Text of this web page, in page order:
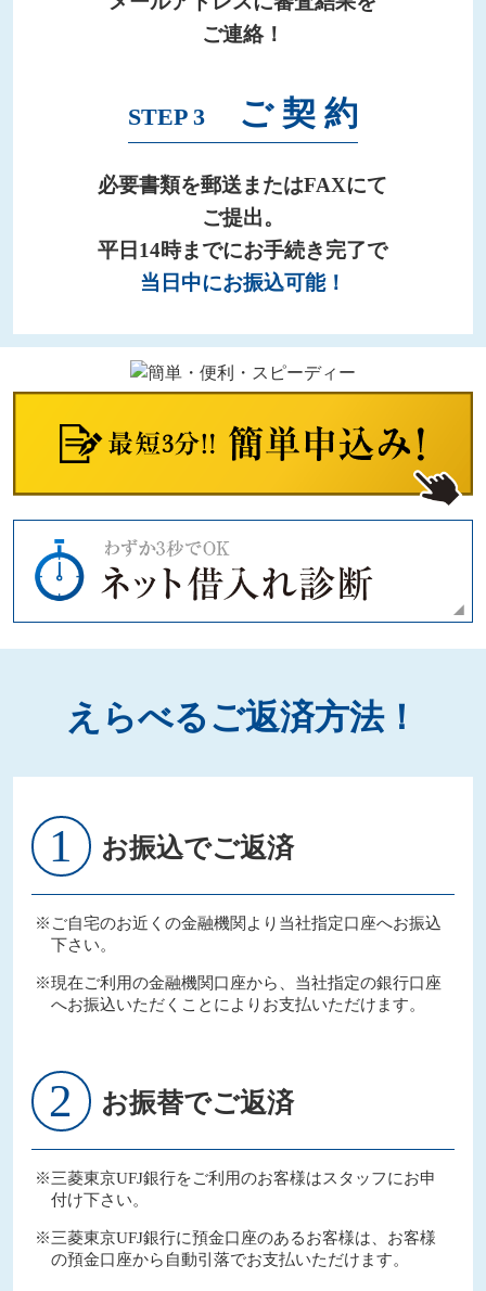
ご連絡！
STEP 3ご 契 約
必要書類を郵送またはFAXにて
ご提出。
平日14時までにお手続き完了で
当日中にお振込可能！
えらべるご返済方法！
1 お振込でご返済
※ご自宅のお近くの金融機関より当社指定口座へお振込
下さい。
※現在ご利用の金融機関口座から、当社指定の銀行口座
へお振込いただくことによりお支払いただけます。
2 お振替でご返済
※三菱東京UFJ銀行をご利用のお客様はスタッフにお申
付け下さい。
※三菱東京UFJ銀行に預金口座のあるお客様は、お客様
の預金口座から自動引落でお支払いただけます。